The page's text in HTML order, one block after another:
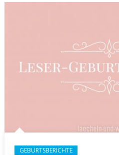
GEBURTSBERICHTE